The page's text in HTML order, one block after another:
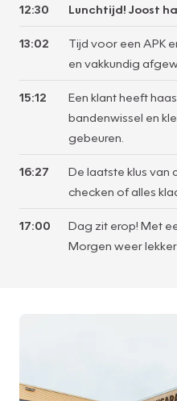
12:30 Lunchtijd! Joost
13:02
Tijd voor een APK
en vakkundig
15:12
Een klant heeft
bandenwissel en
gebeuren.
16:27
De laatste klus van
checken of alles
17:00
Dag zit erop! Met
Morgen weer